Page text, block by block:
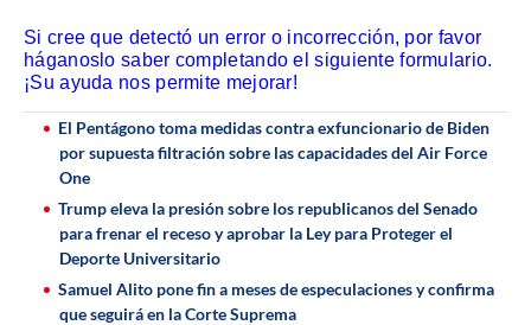
Si cree que detectó un error o incorrección, por favor
háganoslo saber completando el siguiente formulario.
¡Su ayuda nos permite mejorar!
El Pentágono toma medidas contra exfuncionario de Biden
por supuesta filtración sobre las capacidades del Air Force
One
Trump eleva la presión sobre los republicanos del Senado
para frenar el receso y aprobar la Ley para Proteger el
Deporte Universitario
Samuel Alito pone fin a meses de especulaciones y confirma
que seguirá en la Corte Suprema